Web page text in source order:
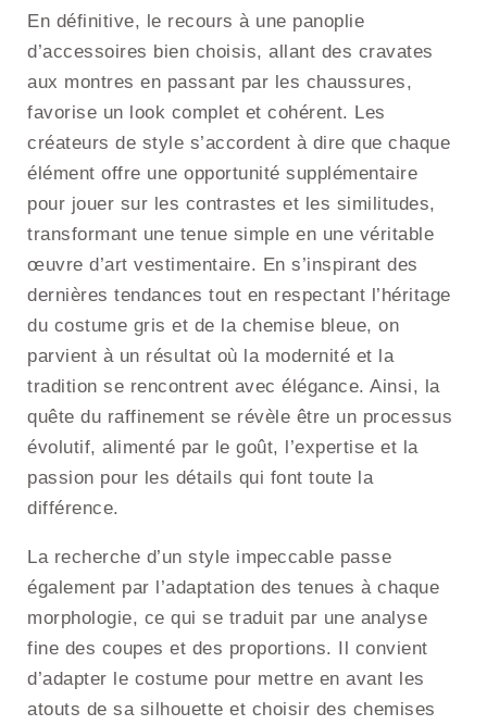
En définitive, le recours à une panoplie
d’accessoires bien choisis, allant des cravates
aux montres en passant par les chaussures,
favorise un look complet et cohérent. Les
créateurs de style s’accordent à dire que chaque
élément offre une opportunité supplémentaire
pour jouer sur les contrastes et les similitudes,
transformant une tenue simple en une véritable
œuvre d’art vestimentaire. En s’inspirant des
dernières tendances tout en respectant l’héritage
du costume gris et de la chemise bleue, on
parvient à un résultat où la modernité et la
tradition se rencontrent avec élégance. Ainsi, la
quête du raffinement se révèle être un processus
évolutif, alimenté par le goût, l’expertise et la
passion pour les détails qui font toute la
différence.
La recherche d’un style impeccable passe
également par l’adaptation des tenues à chaque
morphologie, ce qui se traduit par une analyse
fine des coupes et des proportions. Il convient
d’adapter le costume pour mettre en avant les
atouts de sa silhouette et choisir des chemises